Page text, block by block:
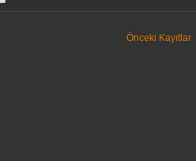
Önceki Kayıtlar